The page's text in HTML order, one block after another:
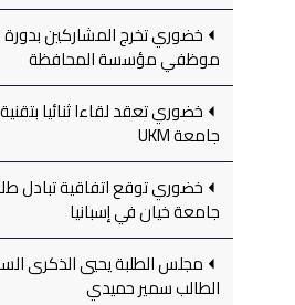
خضوري تخرج المشاركين
موظفي مؤسسة المحافظة
خضوري تعقد لقاءا ثنائيا
جامعة UKM
خضوري توقع اتفاقية تبادل
جامعة خيان في إسبانيا
مجلس الطلبة يحيي الذكرى
الطالب سمير حميدي